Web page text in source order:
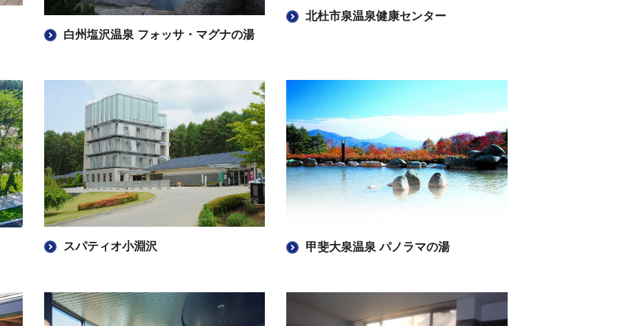
白州塩沢温泉 フォッサ・マグナの湯
北杜市泉温泉健康センター
スパティオ小淵沢 甲斐大泉温泉 パノラマの湯